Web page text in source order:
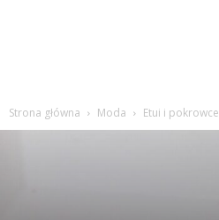
Strona główna Moda Etui i pokrowce